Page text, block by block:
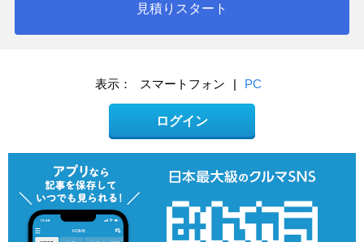
見積りスタート
表示： スマートフォン | PC
ログイン